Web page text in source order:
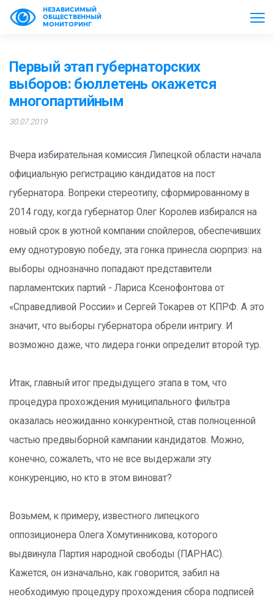
НЕЗАВИСИМЫЙ
ОБЩЕСТВЕННЫЙ
МОНИТОРИНГ
Первый этап губернаторских
выборов: бюллетень окажется
многопартийным
30.07.2019
Вчера избирательная комиссия Липецкой области начала
официальную регистрацию кандидатов на пост
губернатора. Вопреки стереотипу, сформированному в
2014 году, когда губернатор Олег Королев избирался на
новый срок в уютной компании спойлеров, обеспечивших
ему однотуровую победу, эта гонка принесла сюрприз: на
выборы однозначно попадают представители
парламентских партий - Лариса Ксенофонтова от
«Справедливой России» и Сергей Токарев от КПРФ. А это
значит, что выборы губернатора обрели интригу. И
возможно даже, что лидера гонки определит второй тур.
Итак, главный итог предыдущего этапа в том, что
процедура прохождения муниципального фильтра
оказалась неожиданно конкурентной, став полноценной
частью предвыборной кампании кандидатов. Можно,
конечно, сожалеть, что не все выдержали эту
конкуренцию, но кто в этом виноват?
Возьмем, к примеру, известного липецкого
оппозиционера Олега Хомутинникова, которого
выдвинула Партия народной свободы (ПАРНАС).
Кажется, он изначально, как говорится, забил на
необходимую процедуру прохождения сбора подписей